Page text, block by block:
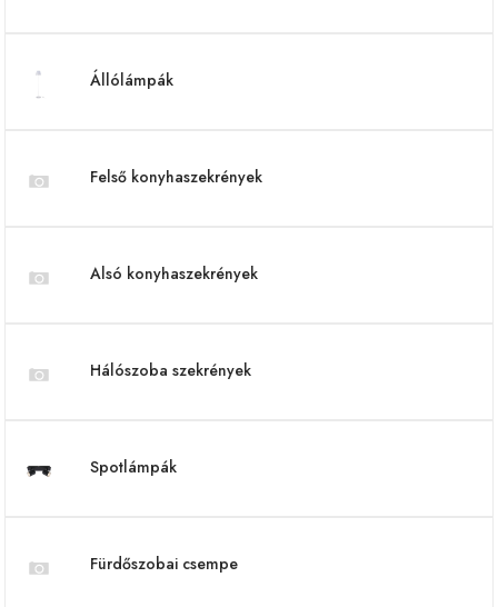
Állólámpák
Felső konyhaszekrények
Alsó konyhaszekrények
Hálószoba szekrények
Spotlámpák
Fürdőszobai csempe